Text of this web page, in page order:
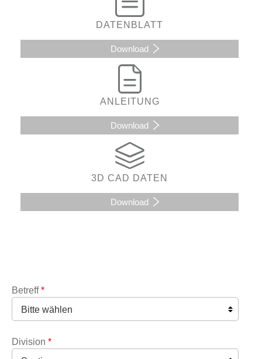
DATENBLATT
Download
ANLEITUNG
Download
3D CAD DATEN
Download
Betreff *
Division *